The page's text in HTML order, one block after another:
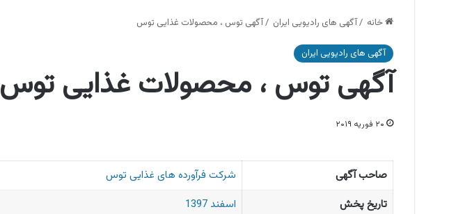
خانه /آگهی های رادیویی ایران /آگهی توس ، محصولات غذایی توس
آگهی های رادیویی ایران
آگهی توس ، محصولات غذایی توس
۲۰ فوریه ۲۰۱۹
صاحب آگهی
شرکت فرآورده های غذایی توس
تاریخ پخش
اسفند 1397